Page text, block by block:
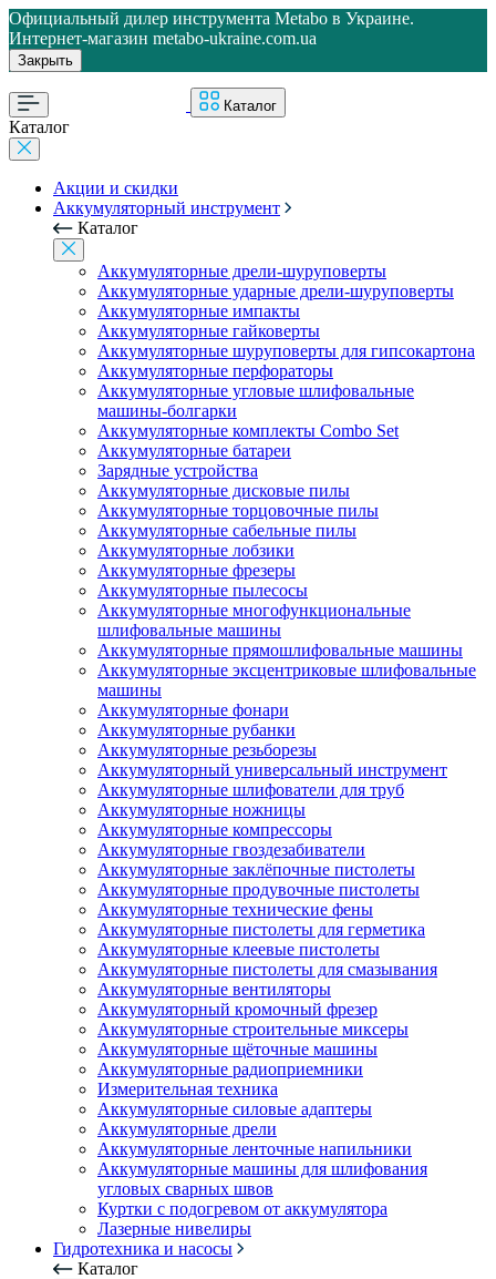
Официальный дилер инструмента Metabo в Украине.
Интернет-магазин metabo-ukraine.com.ua
Закрыть
Каталог
Каталог
Акции и скидки
Аккумуляторный инструмент
Каталог
Аккумуляторные дрели-шуруповерты
Аккумуляторные ударные дрели-шуруповерты
Аккумуляторные импакты
Аккумуляторные гайковерты
Аккумуляторные шуруповерты для гипсокартона
Аккумуляторные перфораторы
Аккумуляторные угловые шлифовальные
машины-болгарки
Аккумуляторные комплекты Combo Set
Аккумуляторные батареи
Зарядные устройства
Аккумуляторные дисковые пилы
Аккумуляторные торцовочные пилы
Аккумуляторные сабельные пилы
Аккумуляторные лобзики
Аккумуляторные фрезеры
Аккумуляторные пылесосы
Аккумуляторные многофункциональные
шлифовальные машины
Аккумуляторные прямошлифовальные машины
Аккумуляторные эксцентриковые шлифовальные
машины
Аккумуляторные фонари
Аккумуляторные рубанки
Аккумуляторные резьборезы
Аккумуляторный универсальный инструмент
Аккумуляторные шлифователи для труб
Аккумуляторные ножницы
Аккумуляторные компрессоры
Аккумуляторные гвоздезабиватели
Аккумуляторные заклёпочные пистолеты
Аккумуляторные продувочные пистолеты
Аккумуляторные технические фены
Аккумуляторные пистолеты для герметика
Аккумуляторные клеевые пистолеты
Аккумуляторные пистолеты для смазывания
Аккумуляторные вентиляторы
Аккумуляторный кромочный фрезер
Аккумуляторные строительные миксеры
Аккумуляторные щёточные машины
Аккумуляторные радиоприемники
Измерительная техника
Аккумуляторные силовые адаптеры
Аккумуляторные дрели
Аккумуляторные ленточные напильники
Аккумуляторные машины для шлифования
угловых сварных швов
Куртки с подогревом от аккумулятора
Лазерные нивелиры
Гидротехника и насосы
Каталог